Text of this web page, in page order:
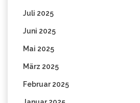
Juli 2025
Juni 2025
Mai 2025
März 2025
Februar 2025